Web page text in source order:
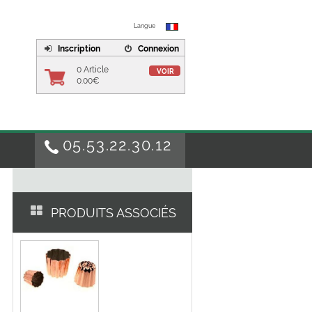
Langue
Inscription Connexion
0 Article
0.00€
VOIR
05.53.22.30.12
PRODUITS ASSOCIÉS